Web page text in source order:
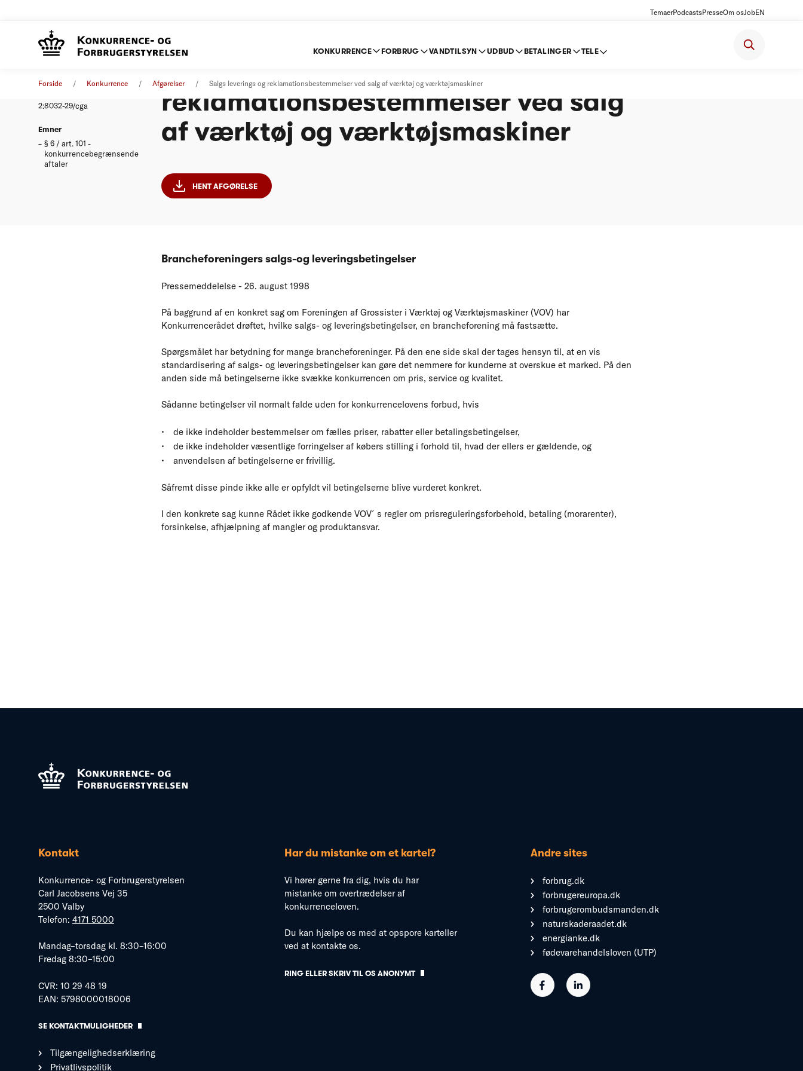
TemaerPodcastsPresseOm osJobEN
KONKURRENCE FORBRUG VANDTILSYN UDBUD BETALINGER TELE
Forside Konkurrence Afgørelser Salgs leverings og reklamationsbestemmelser ved salg af værktøj og værktøjsmaskiner
2:8032-29/cga
Emner
§ 6 / art. 101 -
konkurrencebegrænsende
aftaler
reklamationsbestemmelser ved salg
af værktøj og værktøjsmaskiner
HENT AFGØRELSE
Brancheforeningers salgs-og leveringsbetingelser
Pressemeddelelse - 26. august 1998
På baggrund af en konkret sag om Foreningen af Grossister i Værktøj og Værktøjsmaskiner (VOV) har
Konkurrencerådet drøftet, hvilke salgs- og leveringsbetingelser, en brancheforening må fastsætte.
Spørgsmålet har betydning for mange brancheforeninger. På den ene side skal der tages hensyn til, at en vis
standardisering af salgs- og leveringsbetingelser kan gøre det nemmere for kunderne at overskue et marked. På den
anden side må betingelserne ikke svække konkurrencen om pris, service og kvalitet.
Sådanne betingelser vil normalt falde uden for konkurrencelovens forbud, hvis
de ikke indeholder bestemmelser om fælles priser, rabatter eller betalingsbetingelser,
de ikke indeholder væsentlige forringelser af købers stilling i forhold til, hvad der ellers er gældende, og
anvendelsen af betingelserne er frivillig.
Såfremt disse pinde ikke alle er opfyldt vil betingelserne blive vurderet konkret.
I den konkrete sag kunne Rådet ikke godkende VOV´s regler om prisreguleringsforbehold, betaling (morarenter),
forsinkelse, afhjælpning af mangler og produktansvar.
Kontakt
Konkurrence- og Forbrugerstyrelsen
Carl Jacobsens Vej 35
2500 Valby
Telefon: 4171 5000
Mandag–torsdag kl. 8:30–16:00
Fredag 8:30–15:00
CVR: 10 29 48 19
EAN: 5798000018006
SE KONTAKTMULIGHEDER
Tilgængelighedserklæring
Privatlivspolitik
Har du mistanke om et kartel?
Vi hører gerne fra dig, hvis du har
mistanke om overtrædelser af
konkurrenceloven.
Du kan hjælpe os med at opspore karteller
ved at kontakte os.
RING ELLER SKRIV TIL OS ANONYMT
Andre sites
forbrug.dk
forbrugereuropa.dk
forbrugerombudsmanden.dk
naturskaderaadet.dk
energianke.dk
fødevarehandelsloven (UTP)